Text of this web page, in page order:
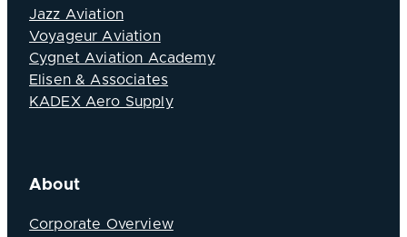
Jazz Aviation
Voyageur Aviation
Cygnet Aviation Academy
Elisen & Associates
KADEX Aero Supply
About
Corporate Overview